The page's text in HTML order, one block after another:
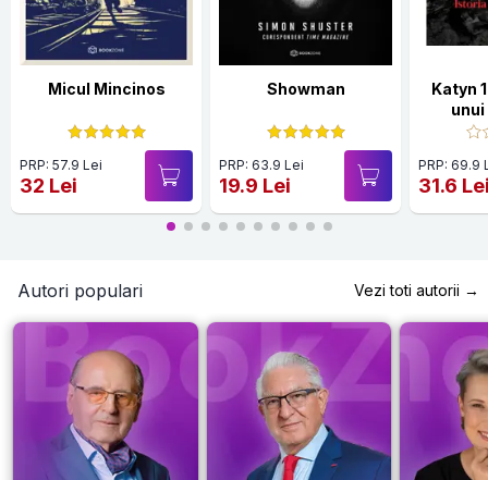
Micul Mincinos
PRP: 57.9 Lei
32 Lei
Showman
PRP: 63.9 Lei
19.9 Lei
Katyn
PRP: 69.9
31.6
Autori populari Vezi toti autorii →